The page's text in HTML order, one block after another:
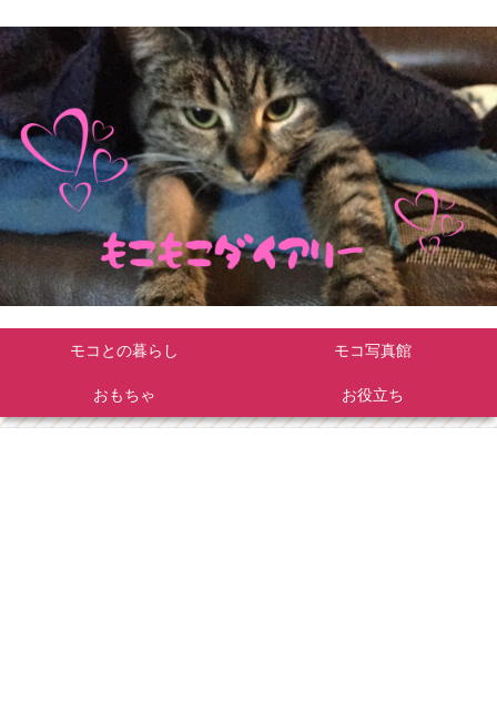
モコとの暮らし モコ写真館
おもちゃ お役立ち